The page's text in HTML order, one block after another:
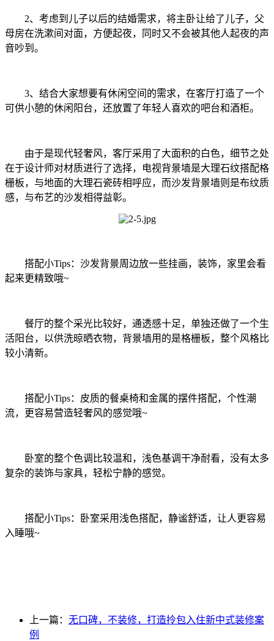
2、考虑到儿子以后的结婚需求，将主卧让给了儿子，父
母房在洗漱间对面，方便起夜，同时又不会被其他人起夜的声
音吵到。
3、结合大家想要有休闲空间的需求，在客厅打造了一个
可供小憩的休闲阳台，还放置了年轻人喜欢的吧台和酒柜。
由于是现代轻奢风，客厅采用了大面积的白色，细节之处
在于设计师对材质进行了选择，电视背景墙是大理石纹搭配格
栅板，与地面的大理石瓷砖相呼应，而沙发背景墙则是布纹质
感，与布艺的沙发相得益彰。
搭配小Tips：沙发背景周边放一些挂画，装饰，家里会看
起来更精致哦~
餐厅的整个采光比较好，通透感十足，单独还做了一个生
活阳台，以供洗晾晒衣物，背景墙用的是格栅板，整个风格比
较小清新。
搭配小Tips：皮质的餐桌椅和金属的摆件搭配，个性潮
流，更容易营造轻奢风的感觉哦~
卧室的整个色调比较温和，浅色基调干净耐看，没有太多
复杂的装饰与家具，轻松宁静的感觉。
搭配小Tips：卧室采用浅色搭配，静谧舒适，让人更容易
入睡哦~
上一篇： 无口碑，不装修，打造拎包入住新中式装修案
例